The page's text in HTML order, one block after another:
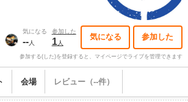
気になる
--人
参加した
1人
気になる 参加した
参加する(した)を登録すると、マイページでライブを管理できます
会場 レビュー（--件）